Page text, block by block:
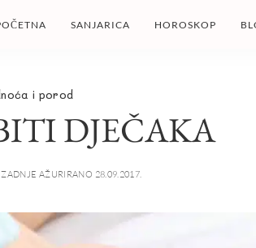
SANJARICA HOROSKOP
i porod
DJEČAKA
ZADNJE AŽURIRANO 28.09.2017.